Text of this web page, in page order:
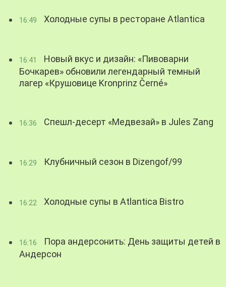
16:49 Холодные супы в ресторане Atlantica
16:41
Новый вкус и дизайн: «Пивоварни
Бочкарев» обновили легендарный темный
лагер «Крушовице Kronprinz Černé»
16:36 Спешл-десерт «Медвезай» в Jules Zang
16:29 Клубничный сезон в Dizengof/99
16:22 Холодные супы в Atlantica Bistro
16:16
Пора андерсонить: День защиты детей в
Андерсон